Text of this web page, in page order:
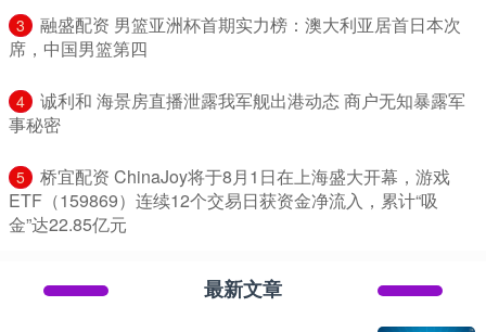
3
​融盛配资 男篮亚洲杯首期实力榜：澳大利亚居首日本次
席，中国男篮第四
4
​诚利和 海景房直播泄露我军舰出港动态 商户无知暴露军
事秘密
5
​桥宜配资 ChinaJoy将于8月1日在上海盛大开幕，游戏
ETF（159869）连续12个交易日获资金净流入，累计“吸
金”达22.85亿元
最新文章